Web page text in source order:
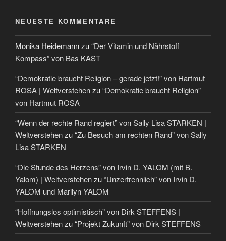
NEUESTE KOMMENTARE
Monika Heidemannzu“Der Vitamin und Nährstoff
Kompass” von Bas KAST
“Demokratie braucht Religion – gerade jetzt!” von Hartmut
ROSA | Weltverstehenzu“Demokratie braucht Religion”
von Hartmut ROSA
“Wenn der rechte Rand regiert” von Sally Lisa STARKEN |
Weltverstehenzu“Zu Besuch am rechten Rand” von Sally
Lisa STARKEN
“Die Stunde des Herzens” von Irvin D. YALOM (mit B.
Yalom) | Weltverstehenzu“Unzertrennlich” von Irvin D.
YALOM und Marilyn YALOM
“Hoffnungslos optimistisch” von Dirk STEFFENS |
Weltverstehenzu“Projekt Zukunft” von Dirk STEFFENS